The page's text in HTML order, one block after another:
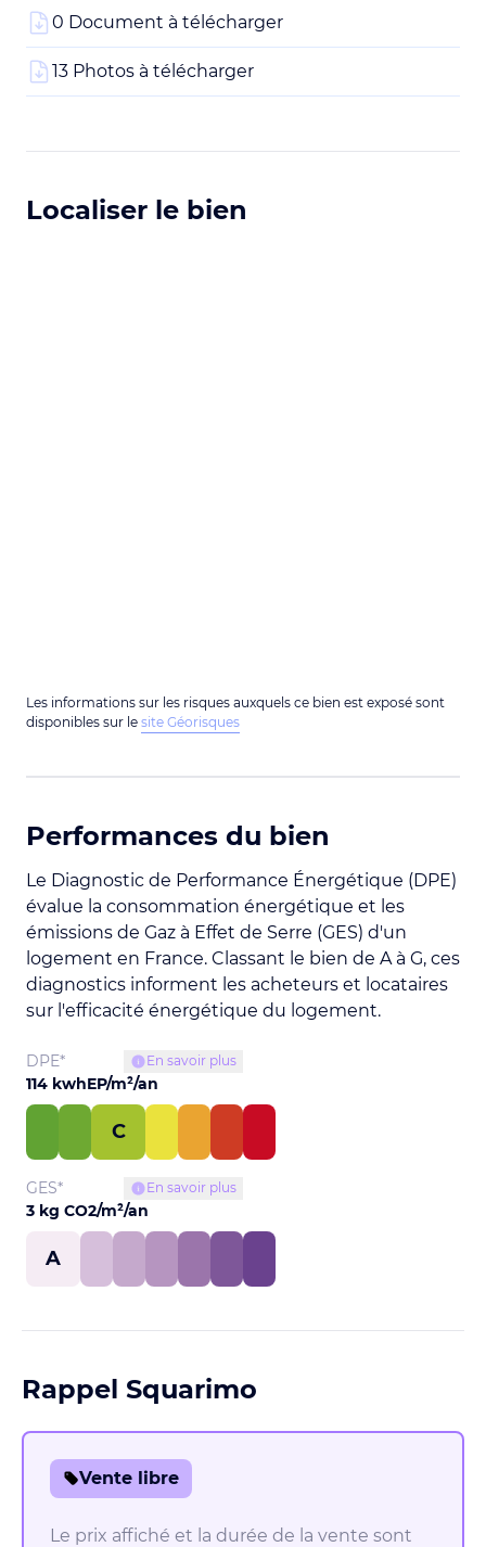
0 Document à télécharger
13 Photos à télécharger
Localiser le bien
Les informations sur les risques auxquels ce bien est exposé sont
disponibles sur le site Géorisques
Performances du bien
Le Diagnostic de Performance Énergétique (DPE)
évalue la consommation énergétique et les
émissions de Gaz à Effet de Serre (GES) d'un
logement en France. Classant le bien de A à G, ces
diagnostics informent les acheteurs et locataires
sur l'efficacité énergétique du logement.
DPE* En savoir plus
114 kwhEP/m²/an
C
GES* En savoir plus
3 kg CO2/m²/an
A
Rappel Squarimo
Vente libre
Le prix affiché et la durée de la vente sont